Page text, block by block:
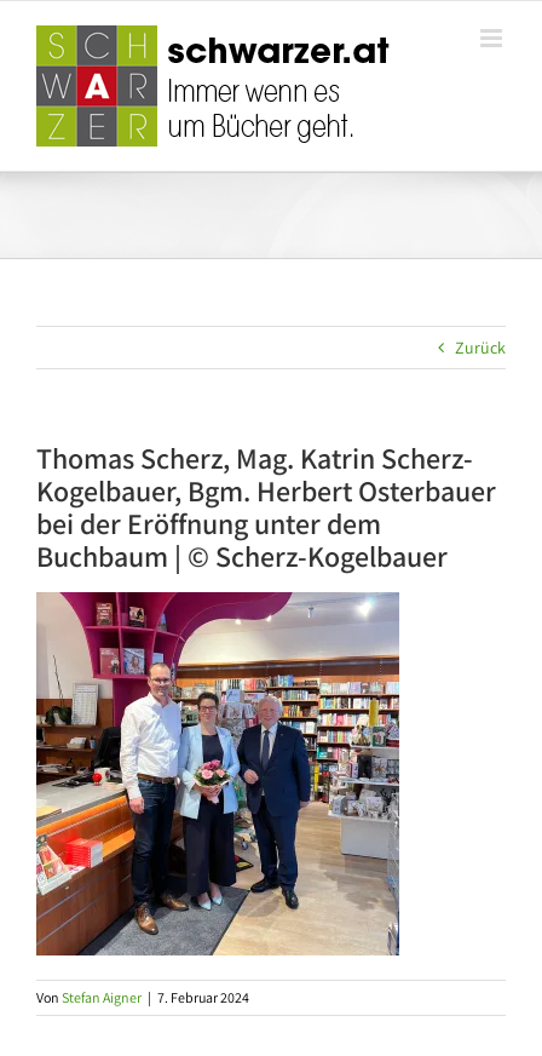
springen
Zurück
Thomas Scherz, Mag. Katrin Scherz-
Kogelbauer, Bgm. Herbert Osterbauer
bei der Eröffnung unter dem
Buchbaum | © Scherz-Kogelbauer
Von Stefan Aigner | 7. Februar 2024